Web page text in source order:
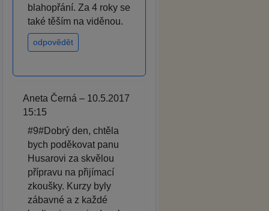
blahopřání. Za 4 roky se
také těším na viděnou.
odpovědět
Aneta Černá – 10.5.2017
15:15
#9#Dobrý den, chtěla
bych poděkovat panu
Husarovi za skvělou
přípravu na přijímací
zkoušky. Kurzy byly
zábavné a z každé